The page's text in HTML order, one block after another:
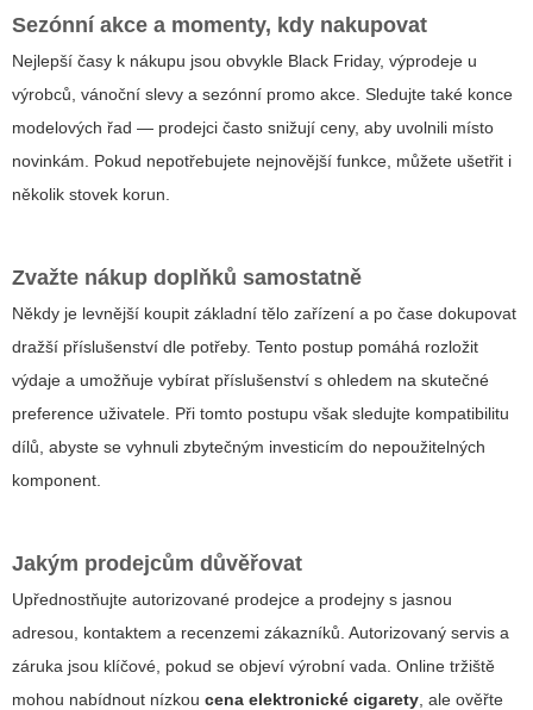
Sezónní akce a momenty, kdy nakupovat
Nejlepší časy k nákupu jsou obvykle Black Friday, výprodeje u
výrobců, vánoční slevy a sezónní promo akce. Sledujte také konce
modelových řad — prodejci často snižují ceny, aby uvolnili místo
novinkám. Pokud nepotřebujete nejnovější funkce, můžete ušetřit i
několik stovek korun.
Zvažte nákup doplňků samostatně
Někdy je levnější koupit základní tělo zařízení a po čase dokupovat
dražší příslušenství dle potřeby. Tento postup pomáhá rozložit
výdaje a umožňuje vybírat příslušenství s ohledem na skutečné
preference uživatele. Při tomto postupu však sledujte kompatibilitu
dílů, abyste se vyhnuli zbytečným investicím do nepoužitelných
komponent.
Jakým prodejcům důvěřovat
Upřednostňujte autorizované prodejce a prodejny s jasnou
adresou, kontaktem a recenzemi zákazníků. Autorizovaný servis a
záruka jsou klíčové, pokud se objeví výrobní vada. Online tržiště
mohou nabídnout nízkou cena elektronické cigarety , ale ověřte